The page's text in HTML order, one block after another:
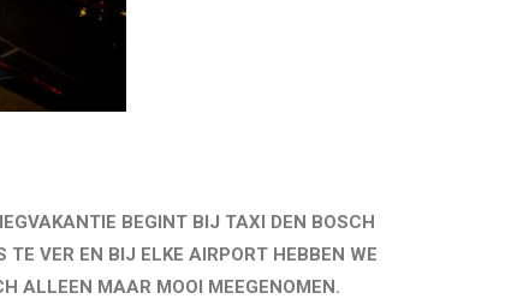
BEGINT BIJ TAXI DEN BOSCH
VER EN BIJ ELKE AIRPORT HEBBEN WE
ALLEEN MAAR MOOI MEEGENOMEN.